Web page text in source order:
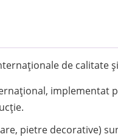
de calitate
implementat
pietre decorative)